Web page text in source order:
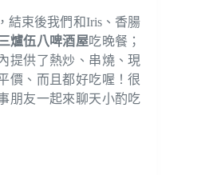
結束後我們和Iris、香腸
爐伍八啤酒屋吃晚餐；
提供了熱炒、串燒、現
價、而且都好吃喔！很
朋友一起來聊天小酌吃